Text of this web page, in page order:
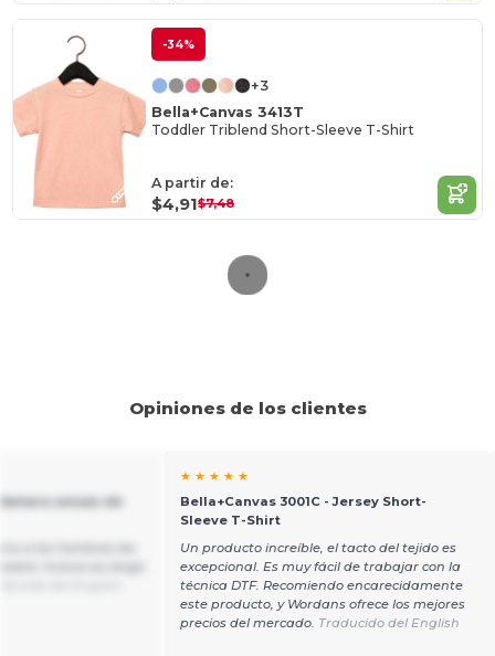
-34%
+3
Bella+Canvas 3413T
Toddler Triblend Short-Sleeve T-Shirt
A partir de:
$4,91$7,48
Opiniones de los clientes
unisex de
★ ★ ★ ★ ★
Bella+Canvas 3001C - Jersey Short-
Sleeve T-Shirt
Un producto increíble, el tacto del tejido es
excepcional. Es muy fácil de trabajar con la
técnica DTF. Recomiendo encarecidamente
este producto, y Wordans ofrece los mejores
precios del mercado. Traducido del English